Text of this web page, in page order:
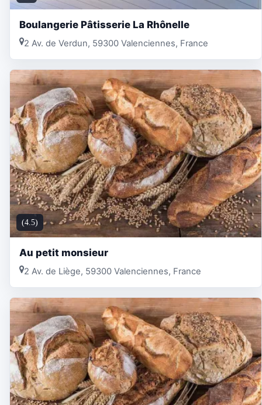
Boulangerie Pâtisserie La Rhônelle
2 Av. de Verdun, 59300 Valenciennes, France
(4.5)
Au petit monsieur
2 Av. de Liège, 59300 Valenciennes, France